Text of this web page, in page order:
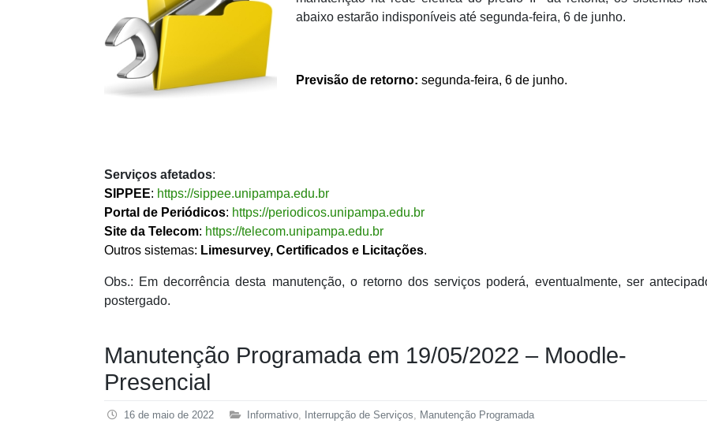
abaixo estarão indisponíveis até segunda-feira, 6 de junho.
Previsão de retorno: segunda-feira, 6 de junho.
Serviços afetados:
SIPPEE: https://sippee.unipampa.edu.br
Portal de Periódicos: https://periodicos.unipampa.edu.br
Site da Telecom: https://telecom.unipampa.edu.br
Outros sistemas: Limesurvey, Certificados e Licitações.
Obs.: Em decorrência desta manutenção, o retorno dos serviços poderá, eventualmente, ser
postergado.
Manutenção Programada em 19/05/2022 – Moodle-
Presencial
16 de maio de 2022 Informativo, Interrupção de Serviços, Manutenção Programada